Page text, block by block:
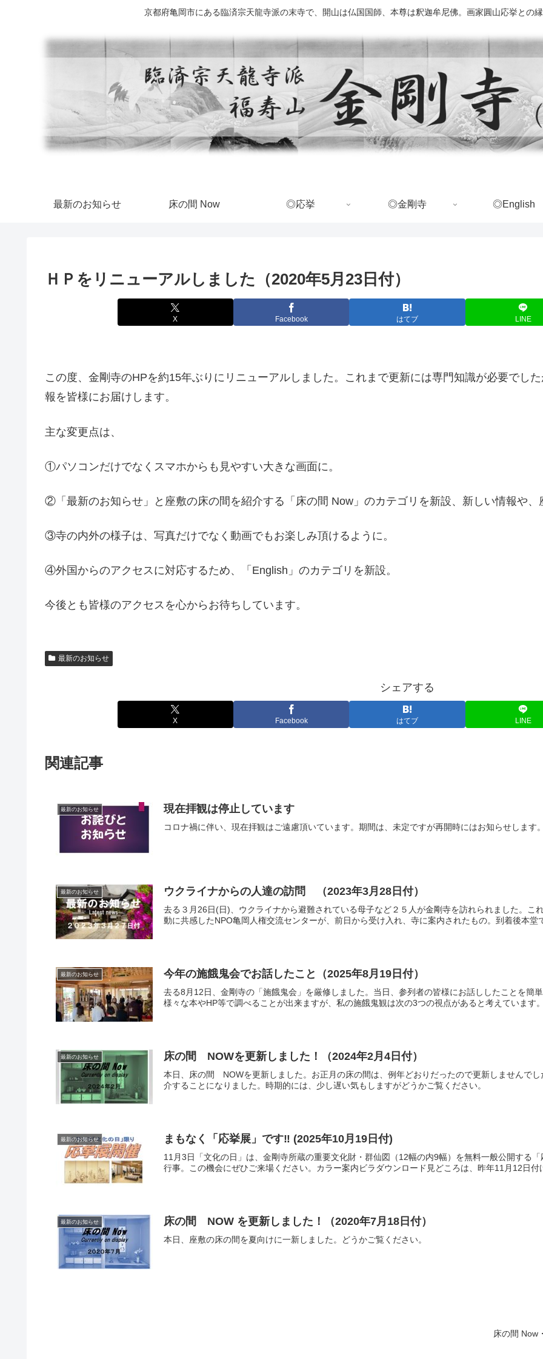
京都府亀岡市にある臨済宗天龍寺派の末寺で、開山は仏国国師、本尊は釈迦牟尼佛。画家圓山応挙との
最新のお知らせ 床の間 Now ◎応挙 ◎金剛寺 ◎English
ＨＰをリニューアルしました（2020年5月23日付）
X Facebook はてブ LINE
この度、金剛寺のHPを約15年ぶりにリニューアルしました。これまで更新には専門知識が必要でし
報を皆様にお届けします。
主な変更点は、
①パソコンだけでなくスマホからも見やすい大きな画面に。
②「最新のお知らせ」と座敷の床の間を紹介する「床の間 Now」のカテゴリを新設、新しい情報や
③寺の内外の様子は、写真だけでなく動画でもお楽しみ頂けるように。
④外国からのアクセスに対応するため、「English」のカテゴリを新設。
今後とも皆様のアクセスを心からお待ちしています。
最新のお知らせ
シェアする
X Facebook はてブ LINE
関連記事
最新のお知らせ 現在拝観は停止しています
コロナ禍に伴い、現在拝観はご遠慮頂いています。期間は、未定ですが再開時にはお知らせします
最新のお知らせ ウクライナからの人達の訪問 （2023年3月28日付）
去る３月26日(日)、ウクライナから避難されている母子など２５人が金剛寺を訪れられました。こ
動に共感したNPO亀岡人権交流センターが、前日から受け入れ、寺に案内されたもの。到着後本堂
最新のお知らせ 今年の施餓鬼会でお話したこと（2025年8月19日付）
去る8月12日、金剛寺の「施餓鬼会」を厳修しました。当日、参列者の皆様にお話ししたことを簡
様々な本やHP等で調べることが出来ますが、私の施餓鬼観は次の3つの視点があると考えています
最新のお知らせ 床の間 NOWを更新しました！（2024年2月4日付）
本日、床の間 NOWを更新しました。お正月の床の間は、例年どおりだったので更新しませんで
介することになりました。時期的には、少し遅い気もしますがどうかご覧ください。
最新のお知らせ まもなく「応挙展」です‼ (2025年10月19日付)
11月3日「文化の日」は、金剛寺所蔵の重要文化財・群仙図（12幅の内9幅）を無料一般公開する
行事。この機会にぜひご来場ください。カラー案内ビラダウンロード見どころは、昨年11月12日付
最新のお知らせ 床の間 NOW を更新しました！（2020年7月18日付）
本日、座敷の床の間を夏向けに一新しました。どうかご覧ください。
床の間 Now